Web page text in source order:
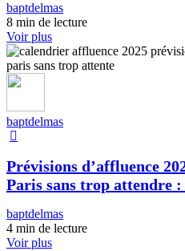
baptdelmas
8 min de lecture
Voir plus
baptdelmas
Prévisions d’affluence
Paris sans trop attendre :
baptdelmas
4 min de lecture
Voir plus